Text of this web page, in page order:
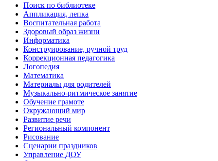
Поиск по библиотеке
Аппликация, лепка
Воспитательная работа
Здоровый образ жизни
Информатика
Конструирование, ручной труд
Коррекционная педагогика
Логопедия
Математика
Материалы для родителей
Музыкально-ритмическое занятие
Обучение грамоте
Окружающий мир
Развитие речи
Региональный компонент
Рисование
Сценарии праздников
Управление ДОУ